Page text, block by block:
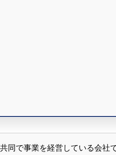
同で事業を経営している会社